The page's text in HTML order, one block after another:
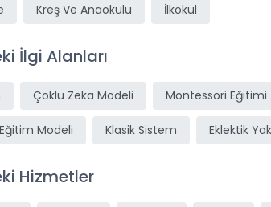
Kreş Ve Anaokulu İlkokul
İlgi Alanları
Çoklu Zeka Modeli Montessori Eğitimi
Modeli Klasik Sistem Eklektik
Hizmetler